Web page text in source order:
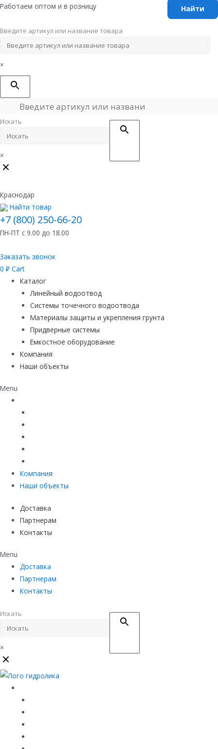
Перейти
содержимому
Работаем оптом и в розницу
Введите артикул или название товара
×
Искать
×
Краснодар
Найти товар
+7 (800) 250-66-20
ПН-ПТ с 9.00 до 18.00
Заказать звонок
0 ₽ Cart
Каталог
Линейный водоотвод
Системы точечного водоотвода
Материалы защиты и укрепления грунта
Придверные системы
Емкостное оборудование
Компания
Наши объекты
Menu
Компания
Наши объекты
Доставка
Партнерам
Контакты
Menu
Доставка
Партнерам
Контакты
Искать
×